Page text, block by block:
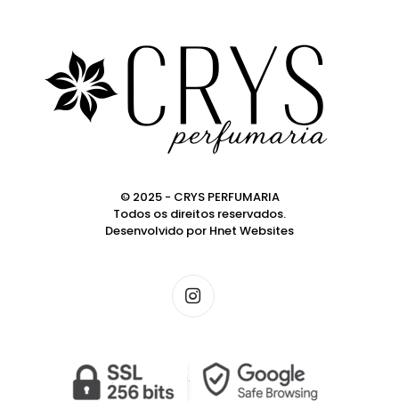
© 2025 - CRYS PERFUMARIA
Todos os direitos reservados.
Desenvolvido por Hnet Websites